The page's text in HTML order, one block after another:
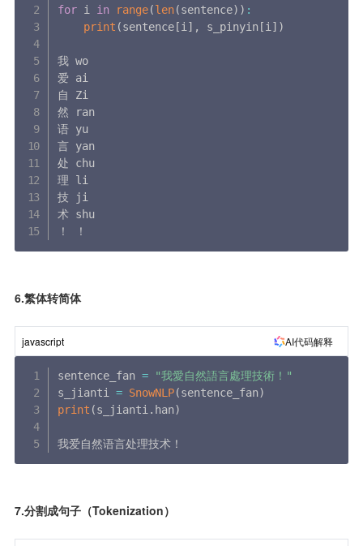
for i in range(len(sentence) ) :
print (sentence [i ] , s_pinyin [i ] )
我 wo
爱 ai
自 Zi
然 ran
语 yu
言 yan
处 chu
理 li
技 ji
术 shu
！ ！
6.繁体转简体
javascript AI代码解释
sentence_fan =
"我愛自然語言處理技術！"
s_jianti = SnowNLP(sentence_fan)
print (s_jianti. han)
我爱自然语言处理技术！
7.分割成句子（Tokenization）